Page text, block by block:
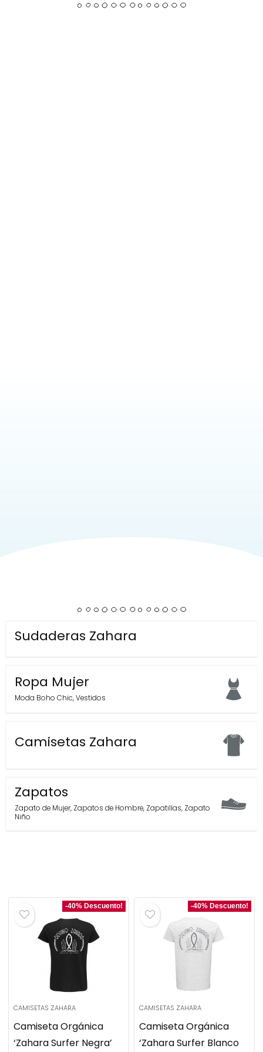
Sudaderas Zahara
Ropa Mujer
Moda Boho Chic,Vestidos
Camisetas Zahara
Zapatos
Zapato de Mujer, Zapatos de Hombre, Zapatillas, Zapato
Niño
-40% Descuento!
CAMISETAS ZAHARA
Camiseta Orgánica
‘Zahara Surfer Negra’
-40% Descuento!
CAMISETAS ZAHARA
Camiseta Orgánica
‘Zahara Surfer Blanco